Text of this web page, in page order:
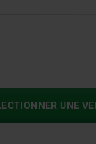
UNE